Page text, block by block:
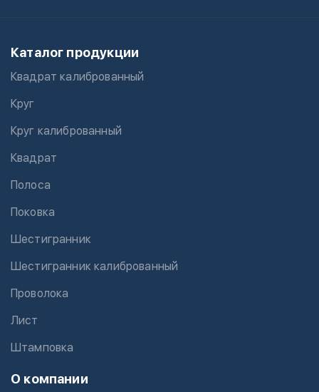
Каталог продукции
Квадрат калиброванный
Круг
Круг калиброванный
Квадрат
Полоса
Поковка
Шестигранник
Шестигранник калиброванный
Проволока
Лист
Штамповка
О компании